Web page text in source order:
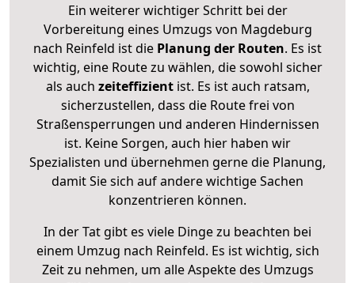
Ein weiterer wichtiger Schritt bei der
Vorbereitung eines Umzugs von Magdeburg
nach Reinfeld ist die Planung der Routen. Es ist
wichtig, eine Route zu wählen, die sowohl sicher
als auch zeiteffizientist. Es ist auch ratsam,
sicherzustellen, dass die Route frei von
Straßensperrungen und anderen Hindernissen
ist. Keine Sorgen, auch hier haben wir
Spezialisten und übernehmen gerne die Planung,
damit Sie sich auf andere wichtige Sachen
konzentrieren können.
In der Tat gibt es viele Dinge zu beachten bei
einem Umzug nach Reinfeld. Es ist wichtig, sich
Zeit zu nehmen, um alle Aspekte des Umzugs